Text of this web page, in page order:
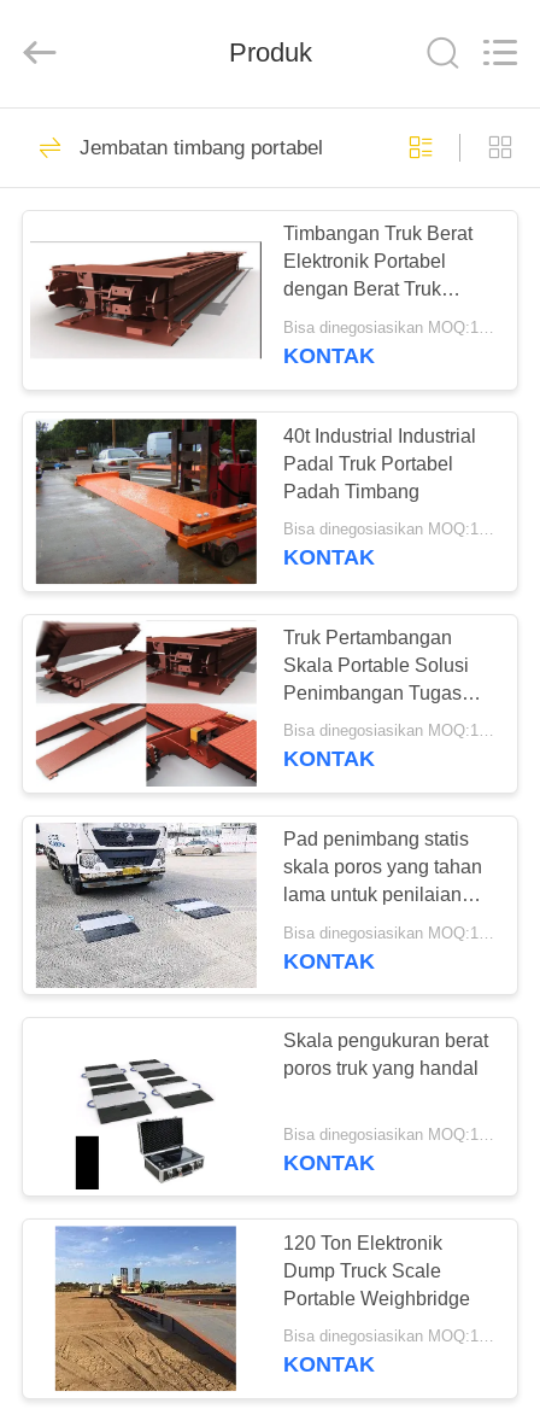
RUMAH
PRODUK
TENTANG
KAMI
TUR
PABRIK
KONTROL
KUALITAS
HUBUNGI
KAMI
PERMINTAAN
PENAWARAN
SITEMAP
PRIVACY
POLICY
CO.,LTD.
Jembatan Timbang
Tugas Berat
Jembatan Timbang
Truk
49
Jembatan timbang
portabel
Timbangan
Timbangan Lantai
Industri
45
Timbangan Platform
Bench
Produk
Jembatan timbang portabel
Timbangan Truk Berat
Elektronik Portabel
dengan Berat Truk
Besar
Bisa dinegosiasikan MOQ:1 set
KONTAK
40t Industrial Industrial
Padal Truk Portabel
Padah Timbang
Bisa dinegosiasikan MOQ:1 set
KONTAK
Truk Pertambangan
Skala Portable Solusi
Penimbangan Tugas
Berat untuk Lingkungan
yang keras
Bisa dinegosiasikan MOQ:1 set
KONTAK
Pad penimbang statis
skala poros yang tahan
lama untuk penilaian
berat yang dapat
diandalkan
KONTAK
Skala pengukuran berat
poros truk yang handal
Bisa dinegosiasikan MOQ:1 set
KONTAK
120 Ton Elektronik
Dump Truck Scale
Portable Weighbridge
Bisa dinegosiasikan MOQ:1 set
KONTAK